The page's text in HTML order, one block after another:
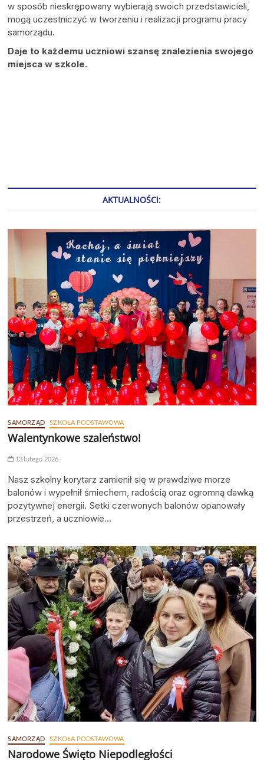
w sposób nieskrępowany wybierają swoich przedstawicieli,
mogą uczestniczyć w tworzeniu i realizacji programu pracy
samorządu.
Daje to każdemu uczniowi szansę znalezienia swojego
miejsca w szkole.
AKTUALNOŚCI:
SAMORZĄD SZKOŁA PODSTAWOWA
Walentynkowe szaleństwo!
13 lutego 2026
Nasz szkolny korytarz zamienił się w prawdziwe morze
balonów i wypełnił śmiechem, radością oraz ogromną dawką
pozytywnej energii. Setki czerwonych balonów opanowały
przestrzeń, a uczniowie…
SAMORZĄD SZKOŁA PODSTAWOWA
Narodowe Święto Niepodległości